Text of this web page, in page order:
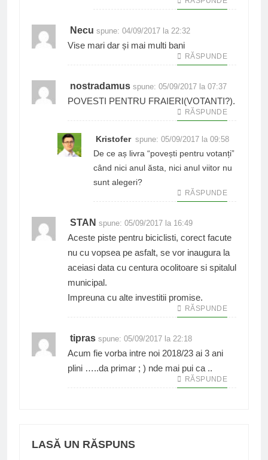
Necu spune: 04/09/2017 la 22:32
Vise mari dar și mai multi bani
RĂSPUNDE
nostradamus spune: 05/09/2017 la 07:37
POVESTI PENTRU FRAIERI(VOTANTI?).
RĂSPUNDE
Kristofer spune: 05/09/2017 la 09:58
De ce aș livra “povești pentru votanți”
când nici anul ăsta, nici anul viitor nu
sunt alegeri?
RĂSPUNDE
STAN spune: 05/09/2017 la 16:49
Aceste piste pentru biciclisti, corect facute
nu cu vopsea pe asfalt, se vor inaugura la
aceiasi data cu centura ocolitoare si spitalul
municipal.
Impreuna cu alte investitii promise.
RĂSPUNDE
tipras spune: 05/09/2017 la 22:18
Acum fie vorba intre noi 2018/23 ai 3 ani
plini …..da primar ; ) nde mai pui ca ..
RĂSPUNDE
LASĂ UN RĂSPUNS